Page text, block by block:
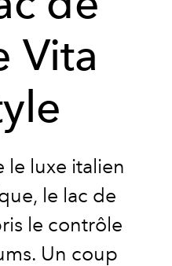
Vita
le luxe italien
le lac de
le contrôle
Un coup